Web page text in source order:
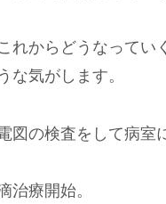
れからどうなってい
な気がします。
図の検査をして病室
治療開始。